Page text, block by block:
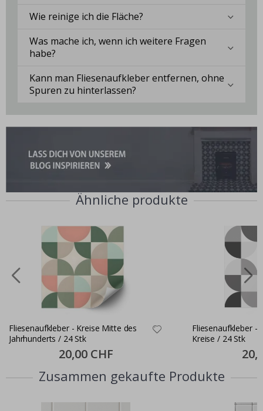
Wie reinige ich die Fläche?
Was mache ich, wenn ich weitere Fragen
habe?
Kann man Fliesenaufkleber entfernen, ohne
Spuren zu hinterlassen?
Ähnliche produkte
Fliesenaufkleber - Kreise Mitte des
Jahrhunderts / 24 Stk
Special
Price
20,00 CHF
Fliesenaufkleber -
Kreise / 24 Stk
Price
Zusammen gekaufte Produkte